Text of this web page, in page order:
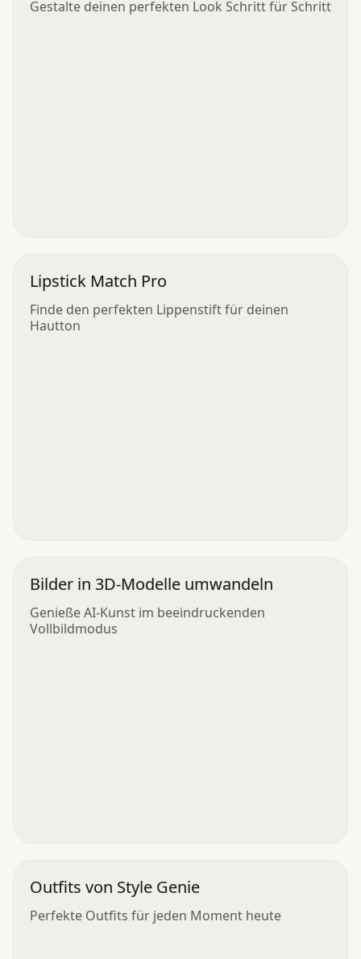
Gestalte deinen perfekten Look Schritt für Schritt
Lipstick Match Pro
Finde den perfekten Lippenstift für deinen
Hautton
Bilder in 3D-Modelle umwandeln
Genieße AI-Kunst im beeindruckenden
Vollbildmodus
Outfits von Style Genie
Perfekte Outfits für jeden Moment heute